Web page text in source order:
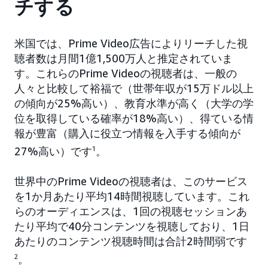
チする
米国では、Prime Video広告によりリーチした視
聴者数は月間1億1,500万人と推定されていま
す。これらのPrime Videoの視聴者は、一般の
人々と比較して裕福で（世帯年収が15万ドル以上
の傾向が25%高い）、教育水準が高く（大学の学
位を取得している確率が18%高い）、得ている情
報が豊富（購入に役立つ情報を入手する傾向が
27%高い）です1 。
世界中のPrime Videoの視聴者は、このサービス
を1か月あたり平均14時間視聴しています。これ
らのオーディエンスは、1回の視聴セッションあ
たり平均で40分コンテンツを視聴しており、1日
あたりのコンテンツ視聴時間は合計2時間弱です
2 。